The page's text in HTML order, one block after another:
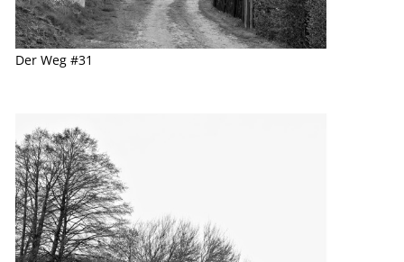
Der Weg #31